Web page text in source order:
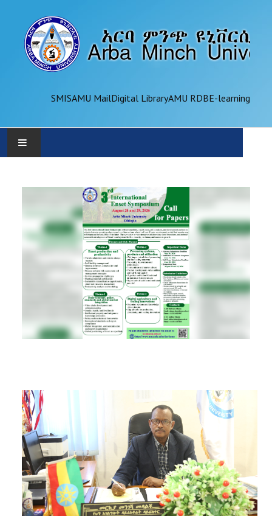
SMISAMU MailDigital LibraryAMU RDBE-learning
ADMINISTRATION
OFFICES
REGISTRAR
PARTNERSHIP